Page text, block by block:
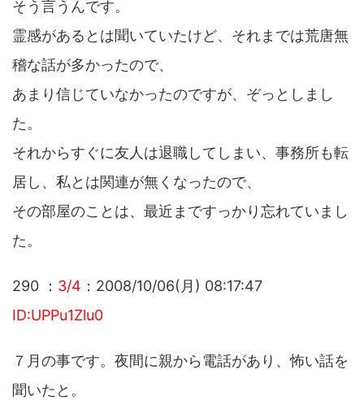
そう言うんです。
霊感があるとは聞いていたけど、それまでは荒唐無
稽な話が多かったので、
あまり信じていなかったのですが、ぞっとしまし
た。
それからすぐに友人は退職してしまい、事務所も転
居し、私とは関連が無くなったので、
その部屋のことは、最近まですっかり忘れていまし
た。
290 ： 3/4 ：2008/10/06(月) 08:17:47
ID:UPPu1Zlu0
７月の事です。夜間に親から電話があり、怖い話を
聞いたと。